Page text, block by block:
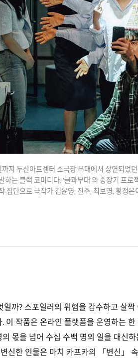
지 두산아트센터 소극장 무대에서 상연되었
하는 블랙 코미디다. ‘글과무대’의 중장기 프
집단으로 극작가 김윤영, 진주, 최보영, 황정은
일까? 스포일러의 위험을 감수하고 살
이 작품은 온라인 플랫폼을 운영하는
몫을 넘어 수십 수백 명의 일을 대신
신한 인물은 마치 카프카의 「변신」